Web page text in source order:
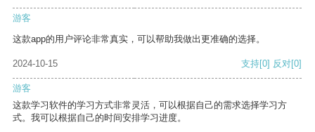
游客
这款app的用户评论非常真实，可以帮助我做出更准确的选择。
2024-10-15 支持[0] 反对[0]
游客
这款学习软件的学习方式非常灵活，可以根据自己的需求选择学习方
式。我可以根据自己的时间安排学习进度。